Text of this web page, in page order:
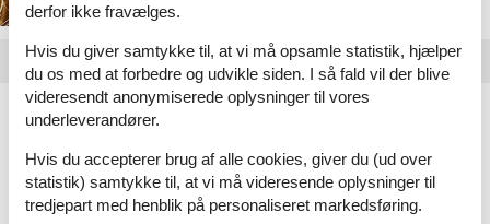
Artikeltyper
Sommerhus
derfor ikke fravælges.
Hvis du giver samtykke til, at vi må opsamle statistik, hjælper
du os med at forbedre og udvikle siden. I så fald vil der blive
videresendt anonymiserede oplysninger til vores
underleverandører.
Hvis du accepterer brug af alle cookies, giver du (ud over
statistik) samtykke til, at vi må videresende oplysninger til
tredjepart med henblik på personaliseret markedsføring.